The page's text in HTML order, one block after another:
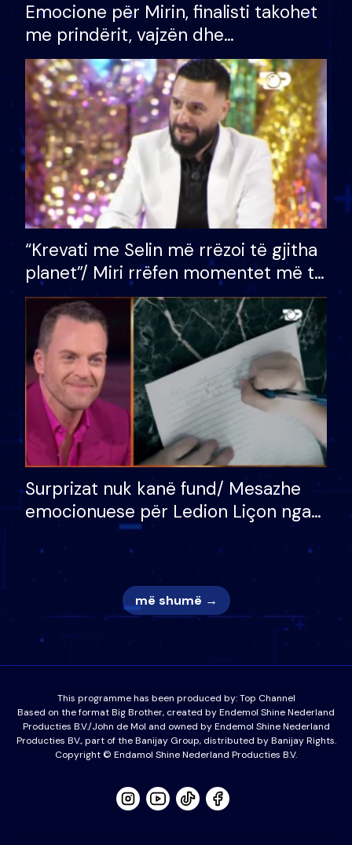
Emocione për Mirin, finalisti takohet
me prindërit, vajzën dhe
bashkëshorten: S’kemi ndonjë letër
divorci apo jo?
“Krevati me Selin më rrëzoi të gjitha
planet”/ Miri rrëfen momentet më të
bukura në shtëpinë e BB VIP: Do më
mungojë zilja e mëngjesit kur…
Surprizat nuk kanë fund/ Mesazhe
emocionuese për Ledion Liçon nga
nëna dhe fëmijët e tij, moderatori
nuk i mban dot lotët: Nuk meritoj…
më shumë →
This programme has been produced by:Top Channel
Based on the format Big Brother, created by Endemol Shine Nederland
Producties B.V./John de Mol and owned by Endemol Shine Nederland
Producties BV., part of the Banijay Group, distributed by Banijay Rights.
Copyright © Endamol Shine Nederland Producties B.V.